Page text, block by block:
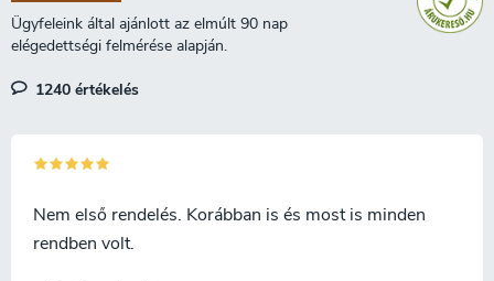
m
e
i
1240 értékelés
Nem első rendelés. Korábban is és most is minden
rendben volt.